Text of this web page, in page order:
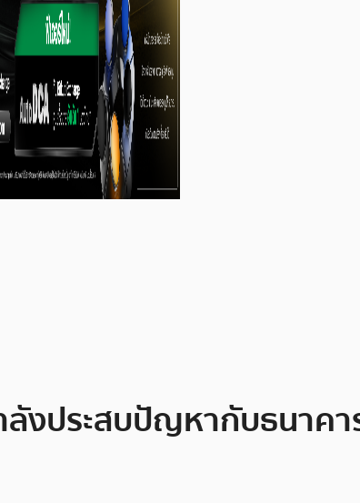
งประสบปัญหากับธนาค